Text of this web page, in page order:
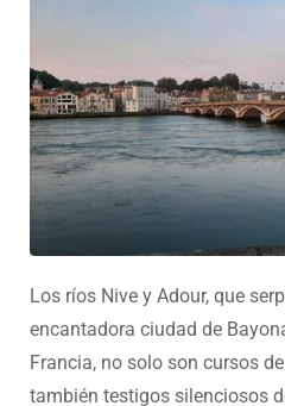
Los ríos Nive y Adour, que
encantadora ciudad de
Francia, no solo son cursos
también testigos silenciosos